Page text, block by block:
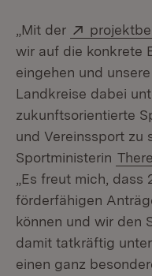
„Mit der Extern:
wir auf die konkrete
eingehen und
Landkreise dabei
zukunftsorientierte
und Vereinssport zu
Sportministerin
„Es freut mich,
förderfähigen
können und wir den
damit tatkräftig
einen ganz